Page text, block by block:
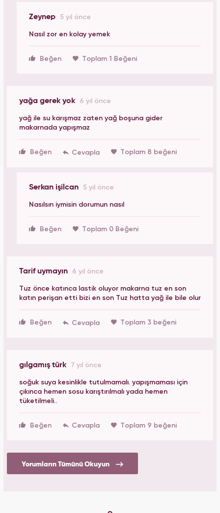
Zeynep 5 yıl önce
Nasıl zor en kolay yemek
Beğen Toplam 1 Beğeni
yağa gerek yok 6 yıl önce
yağ ile su karışmaz zaten yağ boşuna gider
makarnada yapışmaz
Beğen Toplam 8 beğeni
Serkan işilcan 5 yıl önce
Nasılsın iymisin dorumun nasıl
Beğen Toplam 0 Beğeni
Tarif uymayın 6 yıl önce
Tuz önce katınca lastik oluyor makarna tuz en son
katın perişan etti bizi en son Tuz hatta yağ ile bile olur
Beğen Toplam 3 beğeni
gılgamış türk 7 yıl önce
soğuk suya kesinlikle tutulmamalı. yapışmaması için
çıkınca hemen sosu karıştırılmalı yada hemen
tüketilmeli..
Beğen Toplam 9 beğeni
Yorumların Tümünü Okuyun